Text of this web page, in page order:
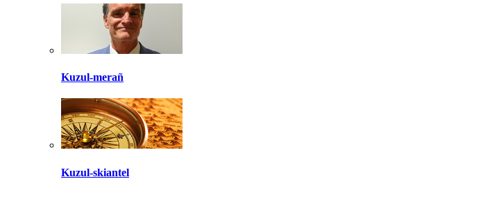
Kuzul-merañ
Kuzul-skiantel